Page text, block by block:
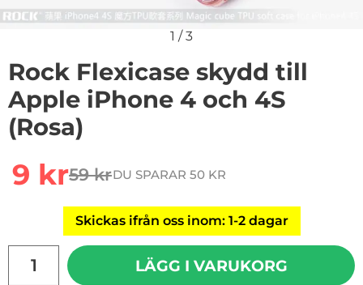
1 /3
Rock Flexicase skydd till
Apple iPhone 4 och 4S
(Rosa)
rea pris
9 krtidigare pris
59 krDU SPARAR 50 KR
Skickas ifrån oss inom: 1-2 dagar
LÄGG I VARUKORG